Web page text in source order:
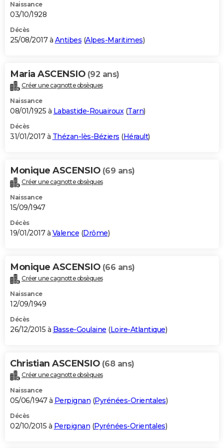
Naissance
03/10/1928
Décès
25/08/2017 à Antibes (Alpes-Maritimes)
Maria ASCENSIO (92 ans)
Créer une cagnotte obsèques
Naissance
08/01/1925 à Labastide-Rouairoux(Tarn)
Décès
31/01/2017 à Thézan-lès-Béziers (Hérault)
Monique ASCENSIO (69 ans)
Créer une cagnotte obsèques
Naissance
15/09/1947
Décès
19/01/2017 à Valence (Drôme)
Monique ASCENSIO (66 ans)
Créer une cagnotte obsèques
Naissance
12/09/1949
Décès
26/12/2015 à Basse-Goulaine (Loire-Atlantique)
Christian ASCENSIO (68 ans)
Créer une cagnotte obsèques
Naissance
05/06/1947 à Perpignan (Pyrénées-Orientales)
Décès
02/10/2015 à Perpignan (Pyrénées-Orientales)